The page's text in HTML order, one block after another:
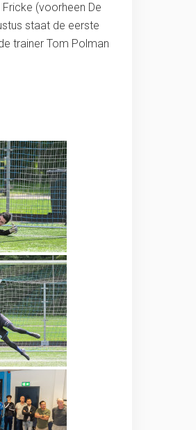
(voorheen De
staat de eerste
trainer Tom Polman